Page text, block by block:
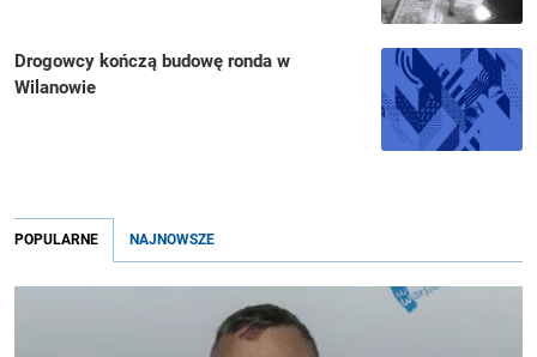
Drogowcy kończą budowę ronda w
Wilanowie
POPULARNE NAJNOWSZE